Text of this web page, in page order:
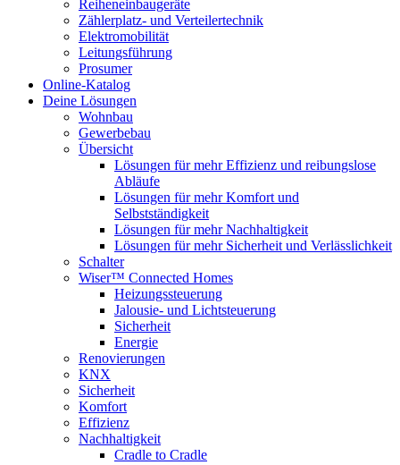
Reiheneinbaugeräte
Zählerplatz- und Verteilertechnik
Elektromobilität
Leitungsführung
Prosumer
Online-Katalog
Deine Lösungen
Wohnbau
Gewerbebau
Übersicht
Lösungen für mehr Effizienz und reibungslose
Abläufe
Lösungen für mehr Komfort und
Selbstständigkeit
Lösungen für mehr Nachhaltigkeit
Lösungen für mehr Sicherheit und Verlässlichkeit
Schalter
Wiser™ Connected Homes
Heizungssteuerung
Jalousie- und Lichtsteuerung
Sicherheit
Energie
Renovierungen
KNX
Sicherheit
Komfort
Effizienz
Nachhaltigkeit
Cradle to Cradle